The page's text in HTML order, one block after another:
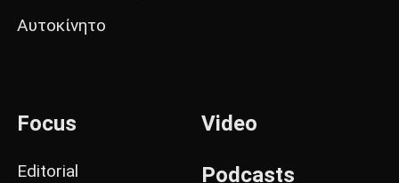
Αυτοκίνητο
Focus
Editorial
Video
Podcasts